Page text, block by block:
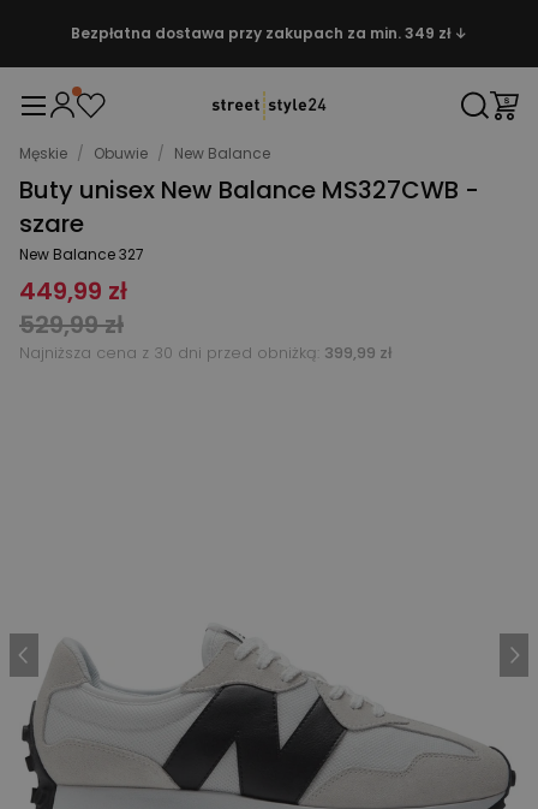
Bezpłatna dostawa przy zakupach za min. 349 zł ↓
Męskie / Obuwie / New Balance
Buty unisex New Balance MS327CWB -
szare
New Balance 327
449,99 zł
529,99 zł
Najniższa cena z 30 dni przed obniżką: 399,99 zł